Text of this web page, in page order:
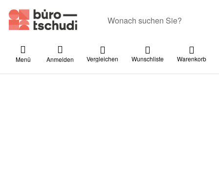
Menü Anmelden Vergleichen Wunschliste Warenkorb